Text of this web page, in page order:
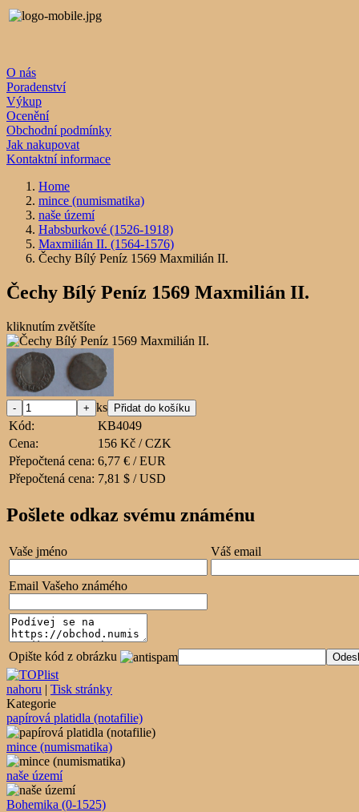
O nás
Poradenství
Výkup
Ocenění
Obchodní podmínky
Jak nakupovat
Kontaktní informace
Home
mince (numismatika)
naše území
Habsburkové (1526-1918)
Maxmilián II. (1564-1576)
Čechy Bílý Peníz 1569 Maxmilián II.
Čechy Bílý Peníz 1569 Maxmilián II.
kliknutím zvětšíte
ks
Kód:
KB4049
Cena:
156 Kč / CZK
Přepočtená cena: 6,77 € / EUR
Přepočtená cena: 7,81 $ / USD
Pošlete odkaz svému známénu
Vaše jméno Váš email
Email Vašeho známého
Opište kód z obrázku
nahoru | Tisk stránky
Kategorie
papírová platidla (notafilie)
mince (numismatika)
naše území
Bohemika (0-1525)